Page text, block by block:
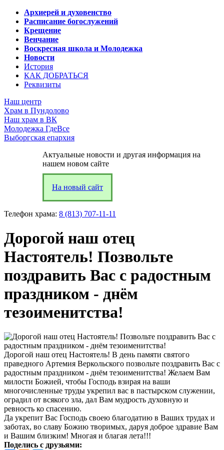
Архиерей и духовенство
Расписание богослужений
Крещение
Венчание
Воскресная школа и Молодежка
Новости
История
КАК ДОБРАТЬСЯ
Реквизиты
Наш центр
Храм в Пундолово
Наш храм в ВК
Молодежка ГдеВсе
Выборгская епархия
Актуальные новости и другая информация на
нашем новом сайте
На новый сайт
Телефон храма: 8 (813) 707-11-11
Дорогой наш отец
Настоятель! Позвольте
поздравить Вас с радостным
праздником - днём
тезоименитства!
Дорогой наш отец Настоятель! В день памяти святого
праведного Артемия Веркольского позвольте поздравить Вас с
радостным праздником - днём тезоименитства! Желаем Вам
милости Божией, чтобы Господь взирая на ваши
многочисленные труды укрепил вас в пастырском служении,
оградил от всякого зла, дал Вам мудрость духовную и
ревность ко спасению.
Да укрепит Вас Господь своею благодатию в Ваших трудах и
заботах, во славу Божию творимых, даруя доброе здравие Вам
и Вашим близким! Многая и благая лета!!!
Поделись с друзьями: